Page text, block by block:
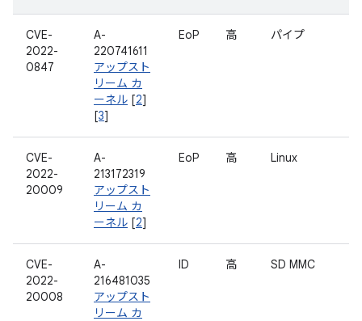
CVE-
2022-
0847
A-
220741611
アップスト
リーム カ
ーネル [2]
[3]
EoP 高 パイプ
CVE-
2022-
20009
A-
213172319
アップスト
リーム カ
ーネル [2]
EoP 高 Linux
CVE-
2022-
20008
A-
216481035
アップスト
リーム カ
ID 高 SD MMC